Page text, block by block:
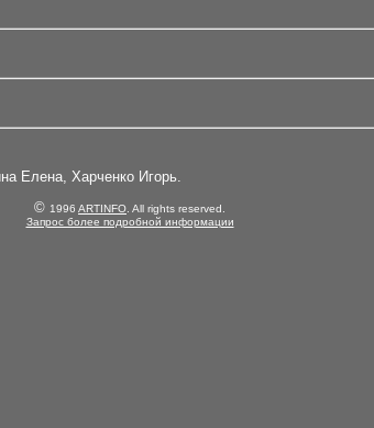
Елена, Харченко Игорь.
© 1996 ARTINFO . All rights reserved.
Запрос более подробной информации